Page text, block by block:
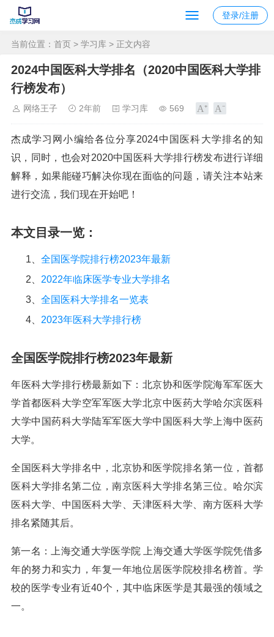
登录/注册
当前位置： 首页 > 学习库 > 正文内容
2024中国医科大学排名（2020中国医科大学排
行榜发布）
网络王子 2年前 学习库 569
杰成学习网小编给各位分享2024中国医科大学排名的知
识，同时，也会对2020中国医科大学排行榜发布进行详细
解释，如果能碰巧解决你现在面临的问题，请关注本站来
进行交流，我们现在开始吧！
本文目录一览：
1、 全国医学院排行榜2023年最新
2、 2022年临床医学专业大学排名
3、 全国医科大学排名一览表
4、 2023年医科大学排行榜
全国医学院排行榜2023年最新
年医科大学排行榜最新如下：北京协和医学院海军军医大
学首都医科大学空军军医大学北京中医药大学哈尔滨医科
大学中国药科大学陆军军医大学中国医科大学上海中医药
大学。
全国医科大学排名中，北京协和医学院排名第一位，首都
医科大学排名第二位，南京医科大学排名第三位。哈尔滨
医科大学、中国医科大学、天津医科大学、南方医科大学
排名紧随其后。
第一名：上海交通大学医学院 上海交通大学医学院凭借多
年的努力和实力，年复一年地位居医学院校排名榜首。学
校的医学专业有近40个，其中临床医学是其最强的领域之
一。